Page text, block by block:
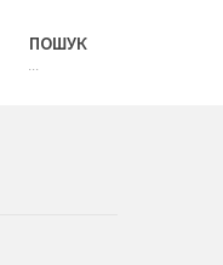
ПОШУК